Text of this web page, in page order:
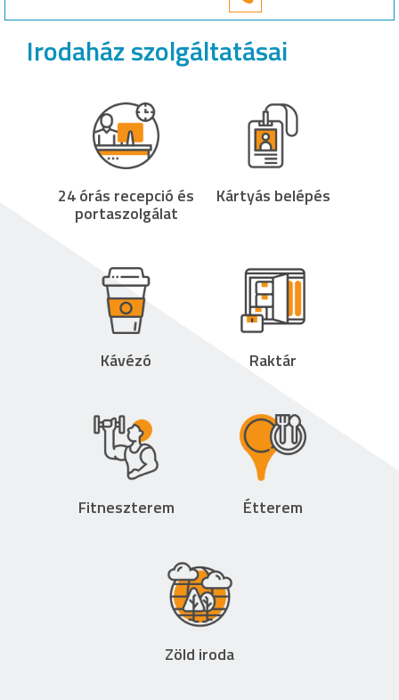
Irodaház szolgáltatásai
24 órás recepció és
portaszolgálat
Kártyás belépés
Kávézó Raktár
Fitneszterem Étterem
Zöld iroda